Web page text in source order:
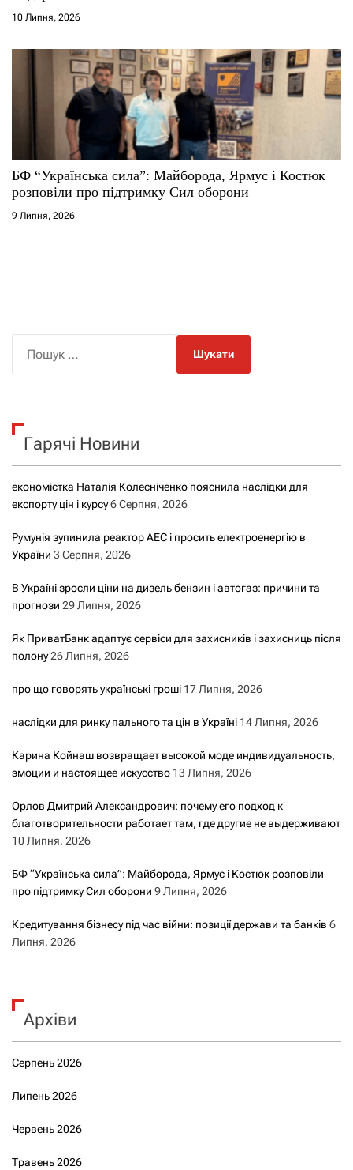
10 Липня, 2026
БФ “Українська сила”: Майборода, Ярмус і Костюк
розповіли про підтримку Сил оборони
9 Липня, 2026
к
Гарячі Новини
економістка Наталія Колесніченко пояснила наслідки для
експорту цін і курсу6 Серпня, 2026
Румунія зупинила реактор АЕС і просить електроенергію в
України 3 Серпня, 2026
В Україні зросли ціни на дизель бензин і автогаз: причини та
прогнози 29 Липня, 2026
Як ПриватБанк адаптує сервіси для захисників і захисниць після
полону26 Липня, 2026
про що говорять українські гроші 17 Липня, 2026
наслідки для ринку пального та цін в Україні 14 Липня, 2026
Карина Койнаш возвращает высокой моде индивидуальность,
эмоции и настоящее искусство 13 Липня, 2026
Орлов Дмитрий Александрович: почему его подход к
благотворительности работает там, где другие не выдерживают
10 Липня, 2026
БФ “Українська сила”: Майборода, Ярмус і Костюк розповіли
про підтримку Сил оборони 9 Липня, 2026
Кредитування бізнесу під час війни: позиції держави та банків 6
Липня, 2026
Архіви
Серпень 2026
Липень 2026
Червень 2026
Травень 2026